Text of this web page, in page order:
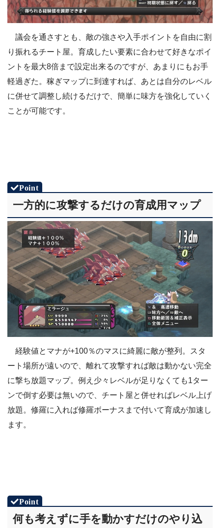
議会を通さすとも、敵の強さや入手ポイントを自由に割
り振れるチート屋。育成したい要素に合わせて好きなポイ
ントを最大8倍まで設定出来るのですが、あまりにもお手
軽過ぎた。稼ぎマップに到達すれば、あとは自分のレベル
に併せて調整し続けるだけで、簡単に味方を強化していく
ことが可能です。
一方的に攻撃するだけの育成用マップ
経験値とマナが+100％のマスに綺麗に敵が整列。スタ
ート場所が遠いので、離れて攻撃すれば敵は動かない完全
に撃ち放題マップ。例え少々レベルが足りなくても1ター
ンで倒す必要は無いので、チート屋と併せればレベル上げ
放題。修羅に入れば修羅ボーナスまで付いて育成が加速し
ます。
何も考えずに手を動かすだけのやり込